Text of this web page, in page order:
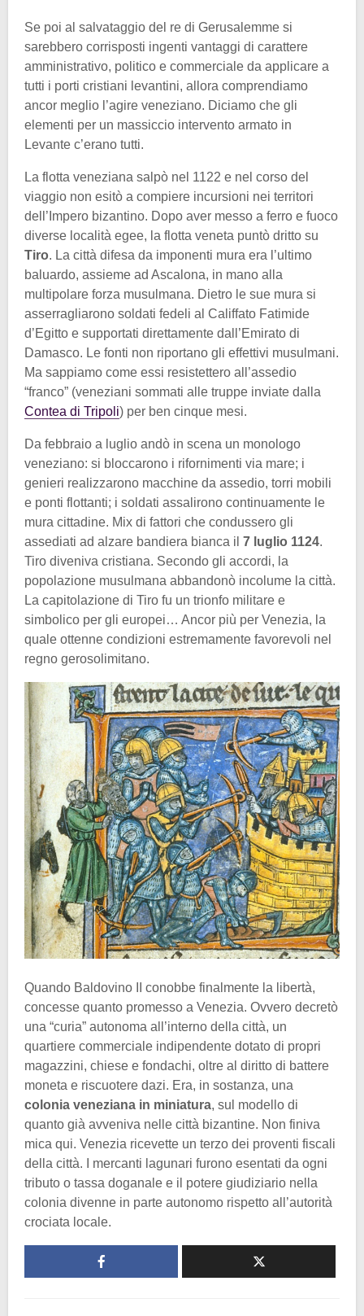
Se poi al salvataggio del re di Gerusalemme si
sarebbero corrisposti ingenti vantaggi di carattere
amministrativo, politico e commerciale da applicare a
tutti i porti cristiani levantini, allora comprendiamo
ancor meglio l’agire veneziano. Diciamo che gli
elementi per un massiccio intervento armato in
Levante c’erano tutti.
La flotta veneziana salpò nel 1122 e nel corso del
viaggio non esitò a compiere incursioni nei territori
dell’Impero bizantino. Dopo aver messo a ferro e fuoco
diverse località egee, la flotta veneta puntò dritto su
Tiro. La città difesa da imponenti mura era l’ultimo
baluardo, assieme ad Ascalona, in mano alla
multipolare forza musulmana. Dietro le sue mura si
asserragliarono soldati fedeli al Califfato Fatimide
d’Egitto e supportati direttamente dall’Emirato di
Damasco. Le fonti non riportano gli effettivi musulmani.
Ma sappiamo come essi resistettero all’assedio
“franco” (veneziani sommati alle truppe inviate dalla
Contea di Tripoli) per ben cinque mesi.
Da febbraio a luglio andò in scena un monologo
veneziano: si bloccarono i rifornimenti via mare; i
genieri realizzarono macchine da assedio, torri mobili
e ponti flottanti; i soldati assalirono continuamente le
mura cittadine. Mix di fattori che condussero gli
assediati ad alzare bandiera bianca il 7 luglio 1124.
Tiro diveniva cristiana. Secondo gli accordi, la
popolazione musulmana abbandonò incolume la città.
La capitolazione di Tiro fu un trionfo militare e
simbolico per gli europei… Ancor più per Venezia, la
quale ottenne condizioni estremamente favorevoli nel
regno gerosolimitano.
Quando Baldovino II conobbe finalmente la libertà,
concesse quanto promesso a Venezia. Ovvero decretò
una “curia” autonoma all’interno della città, un
quartiere commerciale indipendente dotato di propri
magazzini, chiese e fondachi, oltre al diritto di battere
moneta e riscuotere dazi. Era, in sostanza, una
colonia veneziana in miniatura, sul modello di
quanto già avveniva nelle città bizantine. Non finiva
mica qui. Venezia ricevette un terzo dei proventi fiscali
della città. I mercanti lagunari furono esentati da ogni
tributo o tassa doganale e il potere giudiziario nella
colonia divenne in parte autonomo rispetto all’autorità
crociata locale.